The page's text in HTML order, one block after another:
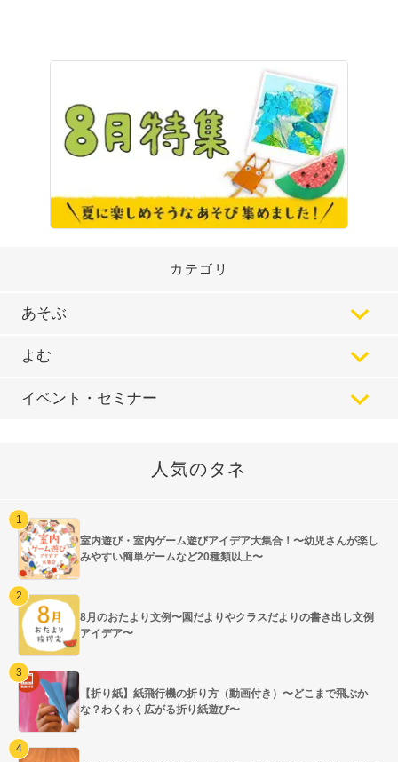
カテゴリ
あそぶ
よむ
イベント・セミナー
人気のタネ
室内遊び・室内ゲーム遊びアイデア大集合！〜幼児さんが楽し
みやすい簡単ゲームなど20種類以上〜
8月のおたより文例〜園だよりやクラスだよりの書き出し文例
アイデア〜
【折り紙】紙飛行機の折り方（動画付き）〜どこまで飛ぶか
な？わくわく広がる折り紙遊び〜